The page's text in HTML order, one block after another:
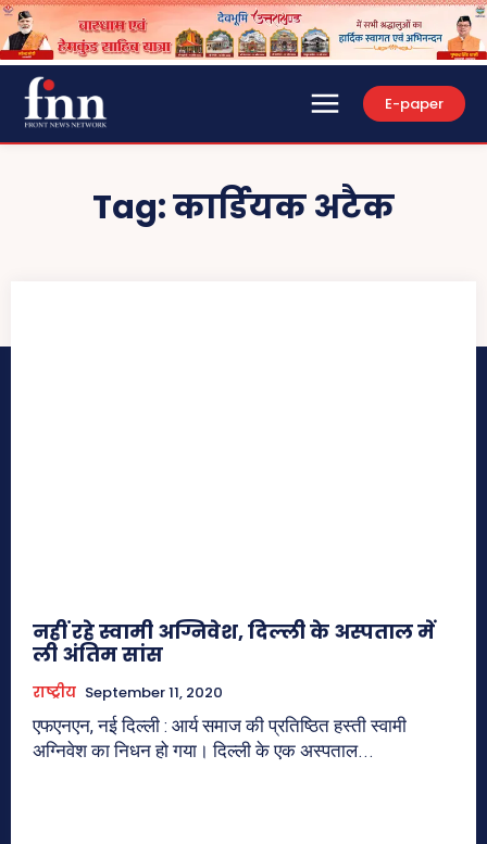
E-paper
Tag:कार्डियक अटैक
नहीं रहे स्वामी अग्निवेश, दिल्ली के अस्पताल में
ली अंतिम सांस
राष्ट्रीय September 11, 2020
एफएनएन, नई दिल्ली : आर्य समाज की प्रतिष्ठित हस्ती स्वामी
अग्निवेश का निधन हो गया। दिल्ली के एक अस्पताल...